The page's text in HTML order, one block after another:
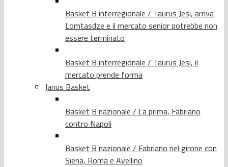
Basket B interregionale / Taurus Jesi, arriva
Lomtasdze e il mercato senior potrebbe non
essere terminato
Basket B interregionale / Taurus Jesi, il
mercato prende forma
Janus Basket
Basket B nazionale / La prima, Fabriano
contro Napoli
Basket B nazionale / Fabriano nel girone con
Siena, Roma e Avellino